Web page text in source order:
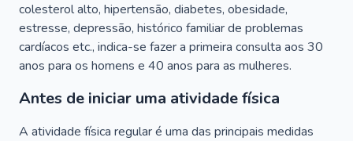
colesterol alto, hipertensão, diabetes, obesidade,
estresse, depressão, histórico familiar de problemas
cardíacos etc., indica-se fazer a primeira consulta aos 30
anos para os homens e 40 anos para as mulheres.
Antes de iniciar uma atividade física
A atividade física regular é uma das principais medidas